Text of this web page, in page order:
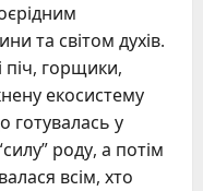
та світом духів.
піч, горщики,
екосистему
у
роду, а потім
всім, хто